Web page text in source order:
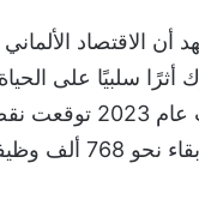
أثرًا سلبيًا على
مؤهلين بشكل كافٍ.